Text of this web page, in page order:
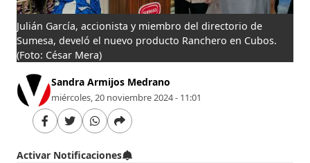
Julián García, accionista y miembro del directorio de
Sumesa, develó el nuevo producto Ranchero en Cubos.
(Foto: César Mera)
Sandra Armijos Medrano
miércoles, 20 noviembre 2024 - 11:01
Activar Notificaciones